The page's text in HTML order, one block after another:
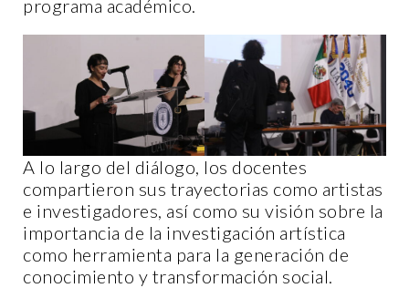
programa académico.
A lo largo del diálogo, los docentes
compartieron sus trayectorias como artistas
e investigadores, así como su visión sobre la
importancia de la investigación artística
como herramienta para la generación de
conocimiento y transformación social.